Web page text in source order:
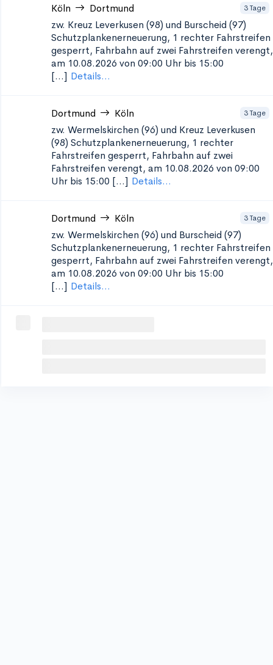
Köln Dortmund 3 Tage
zw. Kreuz Leverkusen (98) und Burscheid (97)
Schutzplankenerneuerung, 1 rechter Fahrstreifen
gesperrt, Fahrbahn auf zwei Fahrstreifen verengt,
am 10.08.2026 von 09:00 Uhr bis 15:00
[...] Details...
Dortmund Köln 3 Tage
zw. Wermelskirchen (96) und Kreuz Leverkusen
(98) Schutzplankenerneuerung, 1 rechter
Fahrstreifen gesperrt, Fahrbahn auf zwei
Fahrstreifen verengt, am 10.08.2026 von 09:00
Uhr bis 15:00 [...] Details...
Dortmund Köln 3 Tage
zw. Wermelskirchen (96) und Burscheid (97)
Schutzplankenerneuerung, 1 rechter Fahrstreifen
gesperrt, Fahrbahn auf zwei Fahrstreifen verengt,
am 10.08.2026 von 09:00 Uhr bis 15:00
[...] Details...